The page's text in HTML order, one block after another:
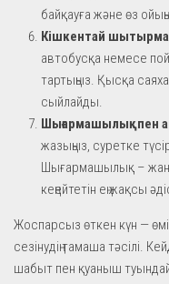
байқауға және өз
Кішкентай
автобусқа немесе
тартыңыз. Қысқа
сыйлайды.
Шығармашылықпен
жазыңыз, суретке
Шығармашылық –
кеңейтетін ең жақсы
Жоспарсыз өткен күн —
сезінудің тамаша тәсілі.
шабыт пен қуаныш